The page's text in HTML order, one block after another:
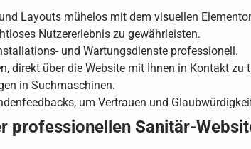
Layouts mühelos mit dem visuellen
Nutzererlebnis zu gewährleisten.
und Wartungsdienste professionell.
direkt über die Website mit Ihnen in Kontakt zu
in Suchmaschinen.
um Vertrauen und
professionellen Sanitär-